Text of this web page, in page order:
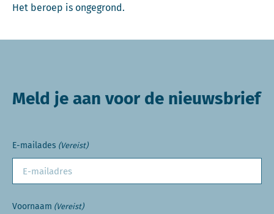
Het beroep is ongegrond.
Meld je aan voor de nieuwsbrief
E-mailades (Vereist)
Voornaam (Vereist)